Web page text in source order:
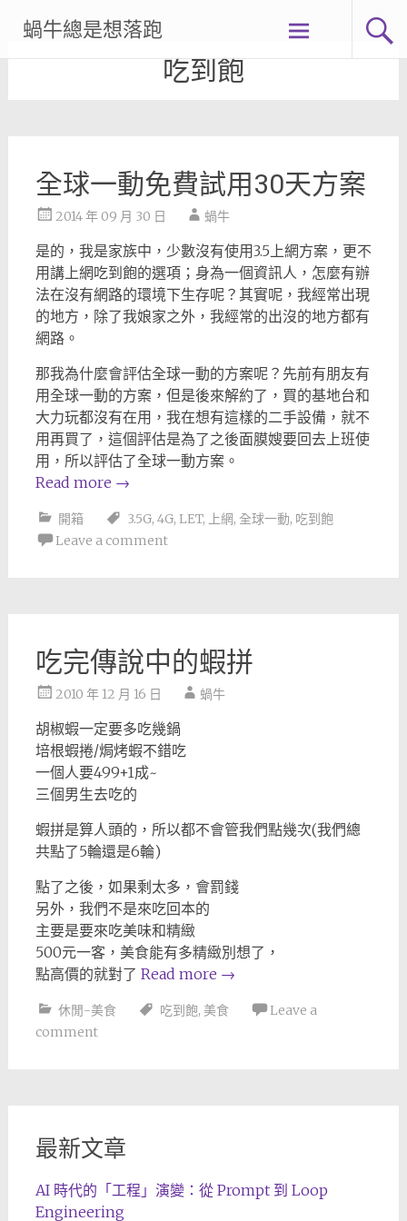
content
蝸牛總是想落跑
吃到飽
全球一動免費試用30天方案
2014 年 09 月 30 日 蝸牛
是的，我是家族中，少數沒有使用3.5上網方案，更不
用講上網吃到飽的選項；身為一個資訊人，怎麼有辦
法在沒有網路的環境下生存呢？其實呢，我經常出現
的地方，除了我娘家之外，我經常的出沒的地方都有
網路。
那我為什麼會評估全球一動的方案呢？先前有朋友有
用全球一動的方案，但是後來解約了，買的基地台和
大力玩都沒有在用，我在想有這樣的二手設備，就不
用再買了，這個評估是為了之後面膜嫂要回去上班使
用，所以評估了全球一動方案。
Read more →
開箱 3.5G, 4G, LET, 上網, 全球一動, 吃到飽
Leave a comment
吃完傳說中的蝦拼
2010 年 12 月 16 日 蝸牛
胡椒蝦一定要多吃幾鍋
培根蝦捲/焗烤蝦不錯吃
一個人要499+1成~
三個男生去吃的
蝦拼是算人頭的，所以都不會管我們點幾次(我們總
共點了5輪還是6輪)
點了之後，如果剩太多，會罰錢
另外，我們不是來吃回本的
主要是要來吃美味和精緻
500元一客，美食能有多精緻別想了，
點高價的就對了 Read more →
休閒-美食 吃到飽, 美食
Leave a
comment
最新文章
AI 時代的「工程」演變：從 Prompt 到 Loop
Engineering